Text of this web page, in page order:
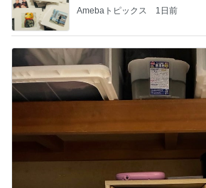
Amebaトピックス 1日前